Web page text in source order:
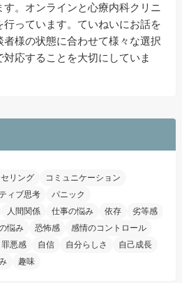
。 オンラインと心療内科クリニ
行っています。ていねいにお話を
様の状態に合わせて様々な選択
応することを大切にしていま
リング
コミュニケーション
ィブ思考
パニック
人間関係 仕事の悩み 依存
劣等感
悩み 恐怖感
感情のコントロール
罪悪感 自信 自分らしさ
自己成長
趣味